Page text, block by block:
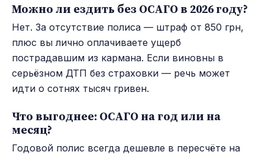
Можно ли ездить без ОСАГО в 2026 году?
Нет. За отсутствие полиса — штраф от 850 грн,
плюс вы лично оплачиваете ущерб
пострадавшим из кармана. Если виновны в
серьёзном ДТП без страховки — речь может
идти о сотнях тысяч гривен.
Что выгоднее: ОСАГО на год или на
месяц?
Годовой полис всегда дешевле в пересчёте на